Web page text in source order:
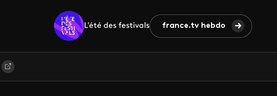
L'été des festivals france.tv hebdo